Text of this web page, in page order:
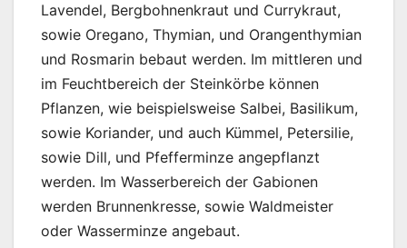
Lavendel, Bergbohnenkraut und Currykraut,
sowie Oregano, Thymian, und Orangenthymian
und Rosmarin bebaut werden. Im mittleren und
im Feuchtbereich der Steinkörbe können
Pflanzen, wie beispielsweise Salbei, Basilikum,
sowie Koriander, und auch Kümmel, Petersilie,
sowie Dill, und Pfefferminze angepflanzt
werden. Im Wasserbereich der Gabionen
werden Brunnenkresse, sowie Waldmeister
oder Wasserminze angebaut.